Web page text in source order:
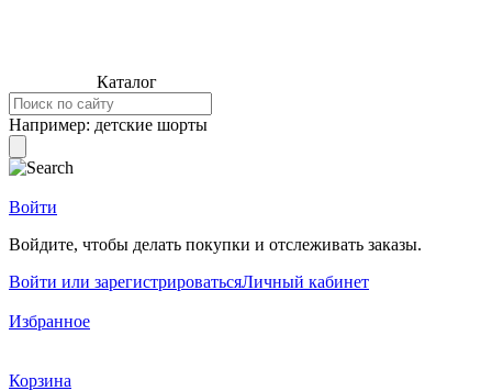
Каталог
Например: детские шорты
Войти
Войдите, чтобы делать покупки и отслеживать заказы.
Войти или зарегистрироватьсяЛичный кабинет
Избранное
Корзина